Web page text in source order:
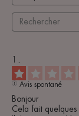
Avis spontané
Bonjour
Cela fait